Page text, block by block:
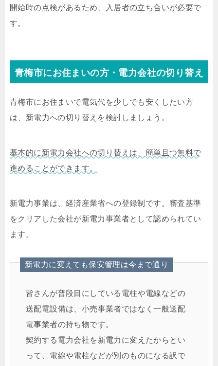
開始時の点検があるため、入居者の立ち合いが必要で
す。
青梅市にお住まいの方・電力会社の切り替え
青梅市にお住まいで電気代を少しでも安くしたい方
は、新電力への切り替えを検討しましょう。
基本的に新電力会社への切り替えは、簡単且つ無料で
進めることができます。
新電力事業は、経済産業省への登録制です。審査基準
をクリアした会社が新電力事業者として認められてい
ます。
新電力に変えても保安管理は今まで通り
皆さんが普段目にしている電柱や電線などの
送配電設備は、小売事業者ではなく一般送配
電事業者の持ち物です。
契約する電力会社を新電力に変えたからとい
って、電線や電柱などが別のものになる訳で